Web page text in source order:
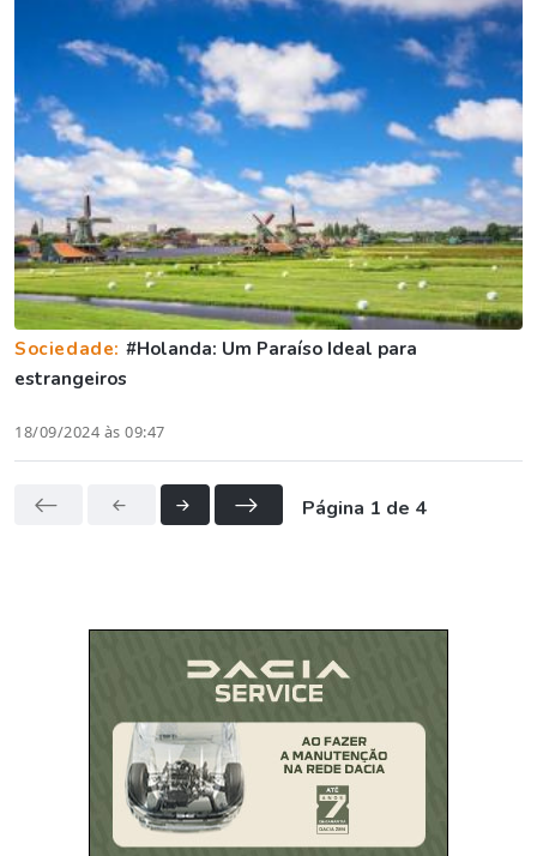
Sociedade: #Holanda: Um Paraíso Ideal para
estrangeiros
18/09/2024 às 09:47
Página 1 de 4